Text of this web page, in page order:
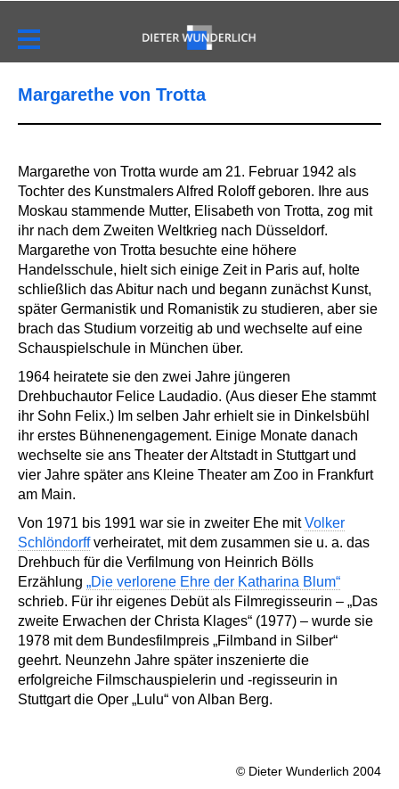
Margarethe von Trotta
Margarethe von Trotta wurde am 21. Februar 1942 als
Tochter des Kunstmalers Alfred Roloff geboren. Ihre aus
Moskau stammende Mutter, Elisabeth von Trotta, zog mit
ihr nach dem Zweiten Weltkrieg nach Düsseldorf.
Margarethe von Trotta besuchte eine höhere
Handelsschule, hielt sich einige Zeit in Paris auf, holte
schließlich das Abitur nach und begann zunächst Kunst,
später Germanistik und Romanistik zu studieren, aber sie
brach das Studium vorzeitig ab und wechselte auf eine
Schauspielschule in München über.
1964 heiratete sie den zwei Jahre jüngeren
Drehbuchautor Felice Laudadio. (Aus dieser Ehe stammt
ihr Sohn Felix.) Im selben Jahr erhielt sie in Dinkelsbühl
ihr erstes Bühnenengagement. Einige Monate danach
wechselte sie ans Theater der Altstadt in Stuttgart und
vier Jahre später ans Kleine Theater am Zoo in Frankfurt
am Main.
Von 1971 bis 1991 war sie in zweiter Ehe mitVolker
Schlöndorffverheiratet, mit dem zusammen sie u. a. das
Drehbuch für die Verfilmung von Heinrich Bölls
Erzählung „Die verlorene Ehre der Katharina Blum“
schrieb. Für ihr eigenes Debüt als Filmregisseurin – „Das
zweite Erwachen der Christa Klages“ (1977) – wurde sie
1978 mit dem Bundesfilmpreis „Filmband in Silber“
geehrt. Neunzehn Jahre später inszenierte die
erfolgreiche Filmschauspielerin und -regisseurin in
Stuttgart die Oper „Lulu“ von Alban Berg.
© Dieter Wunderlich 2004